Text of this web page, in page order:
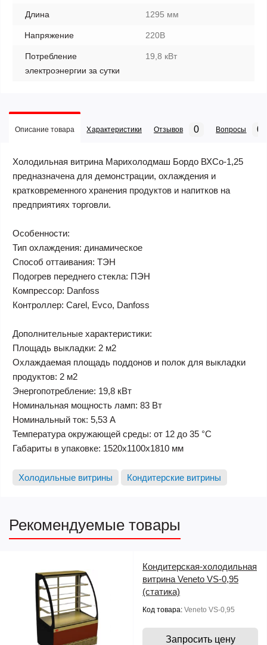
Длина 1295 мм
Напряжение 220В
Потребление
электроэнергии за сутки
19,8 кВт
Описание товара Характеристики Отзывов 0 Вопросы 0
Холодильная витрина Марихолодмаш Бордо ВХСо-1,25
предназначена для демонстрации, охлаждения и
кратковременного хранения продуктов и напитков на
предприятиях торговли.
Особенности:
Тип охлаждения: динамическое
Способ оттаивания: ТЭН
Подогрев переднего стекла: ПЭН
Компрессор: Danfoss
Контроллер: Carel, Evco, Danfoss
Дополнительные характеристики:
Площадь выкладки: 2 м2
Охлаждаемая площадь поддонов и полок для выкладки
продуктов: 2 м2
Энергопотребление: 19,8 кВт
Номинальная мощность ламп: 83 Вт
Номинальный ток: 5,53 А
Температура окружающей среды: от 12 до 35 °С
Габариты в упаковке: 1520х1100х1810 мм
Холодильные витрины Кондитерские витрины
Рекомендуемые товары
Кондитерская-холодильная
витрина Veneto VS-0,95
(статика)
Код товара: Veneto VS-0,95
Запросить цену